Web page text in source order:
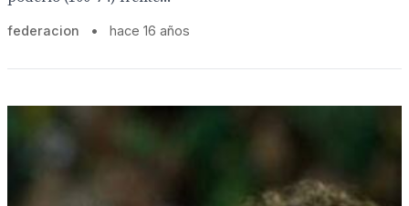
federacion • hace 16 años